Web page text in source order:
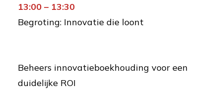
13:00 – 13:30
Begroting: Innovatie die loont
Beheers innovatieboekhouding voor een
duidelijke ROI